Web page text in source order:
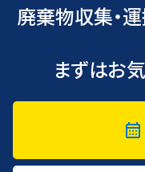
廃棄物収集・
まずはお